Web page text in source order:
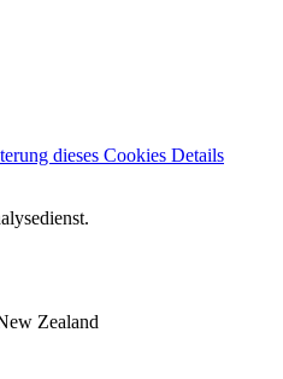
dieses Cookies Details
Zealand